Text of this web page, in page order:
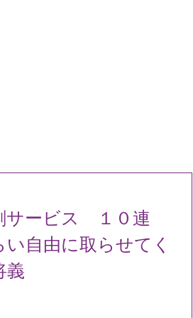
サービス １０連
自由に取らせてく
義